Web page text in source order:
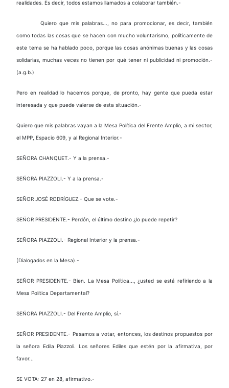
realidades. Es decir, todos estamos llamados a colaborar también.-
Quiero que mis palabras..., no para promocionar, es decir, también
como todas las cosas que se hacen con mucho voluntarismo, políticamente de
este tema se ha hablado poco, porque las cosas anónimas buenas y las cosas
solidarias, muchas veces no tienen por qué tener ni publicidad ni promoción.-
(a.g.b.)
Pero en realidad lo hacemos porque, de pronto, hay gente que pueda estar
interesada y que puede valerse de esta situación.-
Quiero que mis palabras vayan a la Mesa Política del Frente Amplio, a mi sector,
el MPP, Espacio 609, y al Regional Interior.-
SEÑORA CHANQUET.- Y a la prensa.-
SEÑORA PIAZZOLI.- Y a la prensa.-
SEÑOR JOSÉ RODRÍGUEZ.- Que se vote.-
SEÑOR PRESIDENTE.- Perdón, el último destino ¿lo puede repetir?
SEÑORA PIAZZOLI.- Regional Interior y la prensa.-
(Dialogados en la Mesa).-
SEÑOR PRESIDENTE.- Bien. La Mesa Política..., ¿usted se está refiriendo a la
Mesa Política Departamental?
SEÑORA PIAZZOLI.- Del Frente Amplio, sí.-
SEÑOR PRESIDENTE.- Pasamos a votar, entonces, los destinos propuestos por
la señora Edila Piazzoli. Los señores Ediles que estén por la afirmativa, por
favor...
SE VOTA: 27 en 28, afirmativo.-